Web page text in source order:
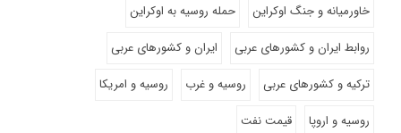
خاورمیانه و جنگ اوکراین
حمله روسیه به اوکراین
روابط ایران و کشورهای عربی
ایران و کشورهای عربی
ترکیه و کشورهای عربی
روسیه و غرب
روسیه و امریکا
روسیه و اروپا
قیمت نفت